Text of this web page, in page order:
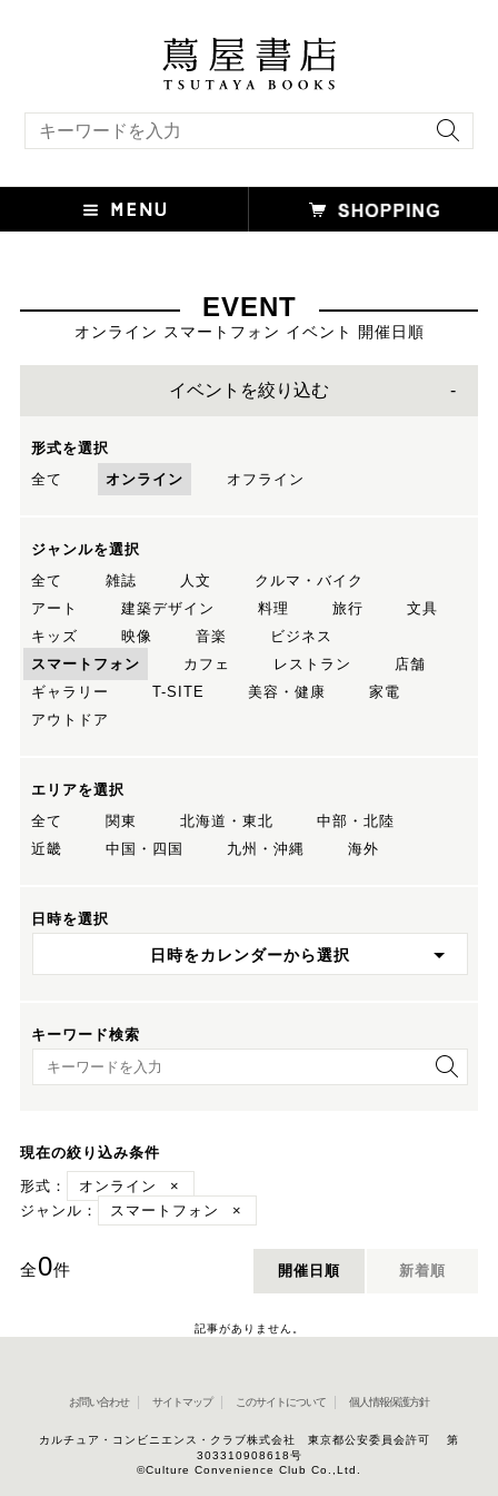
EVENT
オンライン スマートフォン イベント 開催日順
イベントを絞り込む
形式を選択
全て
オンライン オフライン
ジャンルを選択
全て
雑誌 人文
クルマ・バイク
アート
建築デザイン 料理 旅行
文具
キッズ
映像 音楽
ビジネス
スマートフォン
カフェ レストラン
店舗
ギャラリー
T-SITE 美容・健康
家電
アウトドア
エリアを選択
全て
関東 北海道・東北
中部・北陸
近畿
中国・四国 九州・沖縄 海外
日時を選択
日時をカレンダーから選択
キーワード検索
キーワード検索
現在の絞り込み条件
形式：
オンライン
×
ジャンル：
スマートフォン ×
全0件 開催日順 新着順
記事がありません。
お問い合わせ サイトマップ このサイトについて 個人情報保護方針
カルチュア・コンビニエンス・クラブ株式会社 東京都公安委員会許可 第
303310908618号
©Culture Convenience Club Co.,Ltd.